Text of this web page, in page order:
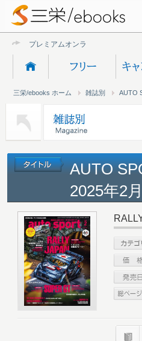
プレミアムオンライン新規
三栄/ebooks ホーム 雑誌別 AUTO
AUTO
2025年2